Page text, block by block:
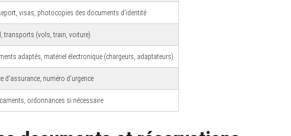
visas, photocopies des documents d’identité
transports (vols, train, voiture)
adaptés, matériel électronique (chargeurs, adaptateurs)
d’assurance, numéro d’urgence
ordonnances si nécessaire